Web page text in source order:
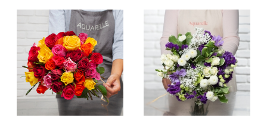
commande sera prise, après avoir ajouté un vase de transport
pour qu’il garde sa beauté durant la livraison. Puis, nous vous
enverrons cette photo par mail, avant d’envoyer votre bouquet
à Dampmart. Rendez votre bouquet plus original encore avec
une photo ou un message de votre choix.